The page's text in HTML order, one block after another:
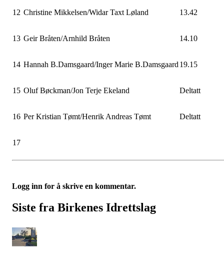
12 Christine Mikkelsen/Widar Taxt Løland 13.42
13 Geir Bråten/Arnhild Bråten 14.10
14 Hannah B.Damsgaard/Inger Marie B.Damsgaard19.15
15 Oluf Bøckman/Jon Terje Ekeland Deltatt
16 Per Kristian Tømt/Henrik Andreas Tømt Deltatt
17
Logg inn for å skrive en kommentar.
Siste fra Birkenes Idrettslag